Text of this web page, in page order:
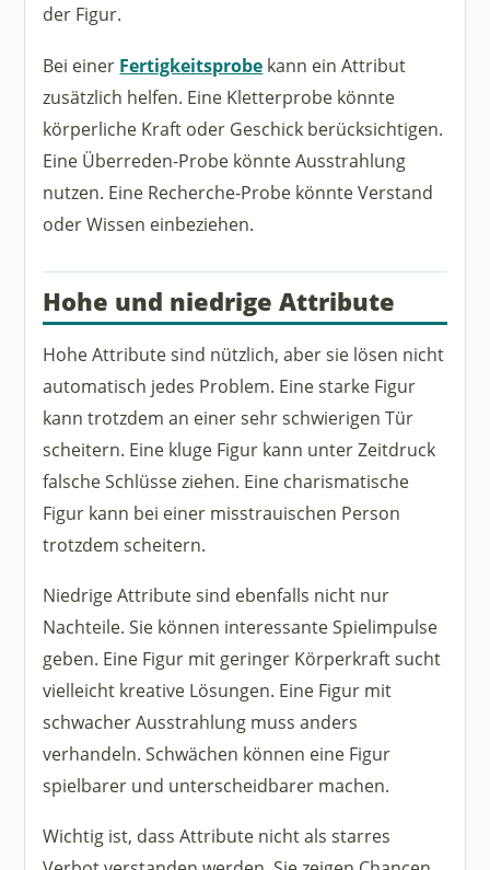
der Figur.
Bei einer Fertigkeitsprobe kann ein Attribut
zusätzlich helfen. Eine Kletterprobe könnte
körperliche Kraft oder Geschick berücksichtigen.
Eine Überreden-Probe könnte Ausstrahlung
nutzen. Eine Recherche-Probe könnte Verstand
oder Wissen einbeziehen.
Hohe und niedrige Attribute
Hohe Attribute sind nützlich, aber sie lösen nicht
automatisch jedes Problem. Eine starke Figur
kann trotzdem an einer sehr schwierigen Tür
scheitern. Eine kluge Figur kann unter Zeitdruck
falsche Schlüsse ziehen. Eine charismatische
Figur kann bei einer misstrauischen Person
trotzdem scheitern.
Niedrige Attribute sind ebenfalls nicht nur
Nachteile. Sie können interessante Spielimpulse
geben. Eine Figur mit geringer Körperkraft sucht
vielleicht kreative Lösungen. Eine Figur mit
schwacher Ausstrahlung muss anders
verhandeln. Schwächen können eine Figur
spielbarer und unterscheidbarer machen.
Wichtig ist, dass Attribute nicht als starres